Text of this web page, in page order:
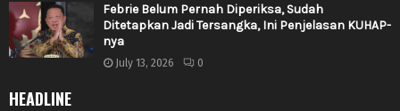
Febrie Belum Pernah Diperiksa, Sudah
Ditetapkan Jadi Tersangka, Ini Penjelasan KUHAP-
nya
July 13, 2026 0
HEADLINE